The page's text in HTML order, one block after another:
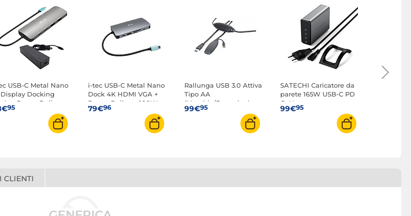
USB-C Metal Nano
Display Docking
Power Delivery
+ Adattatore di
100W
95
i-tec USB-C Metal Nano
Dock 4K HDMI VGA +
Power Delivery 100W
79€96
Rallunga USB 3.0 Attiva
Tipo AA
(Maschio/Femmina) -
10m
99€95
SATECHI Caricatore da
parete 165W USB-C PD
GaN
99€95
CLIENTI